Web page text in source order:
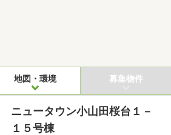
地図・環境 募集物件
ニュータウン小山田桜台１－
１５号棟